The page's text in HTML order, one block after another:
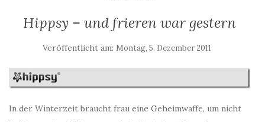
Hippsy – und frieren war gestern
Veröffentlicht am: Montag, 5. Dezember 2011
In der Winterzeit braucht frau eine Geheimwaffe, um nicht